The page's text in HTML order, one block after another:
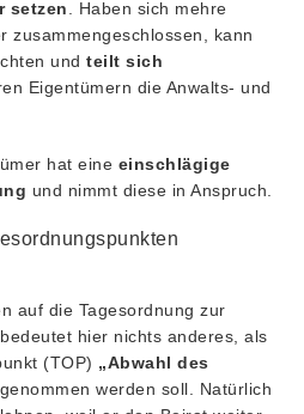
setzen . Haben sich mehre
zusammengeschlossen, kann
und teilt sich
Eigentümern die Anwalts- und
hat eine einschlägige
und nimmt diese in Anspruch.
auf die Tagesordnung zur
hier nichts anderes, als
(TOP) „Abwahl des
werden soll. Natürlich